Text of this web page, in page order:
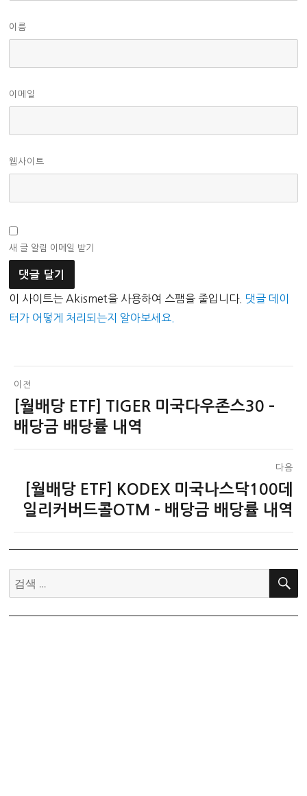
이름
이메일
웹사이트
새 글 알림 이메일 받기
이 사이트는 Akismet을 사용하여 스팸을 줄입니다. 댓글 데이
터가 어떻게 처리되는지 알아보세요.
글
탐
색
이전
이
전
[월배당 ETF] TIGER 미국다우존스30 –
배당금 배당률 내역
다음
음
[월배당 ETF] KODEX 미국나스닥100데
일리커버드콜OTM – 배당금 배당률 내역
검
색:
검